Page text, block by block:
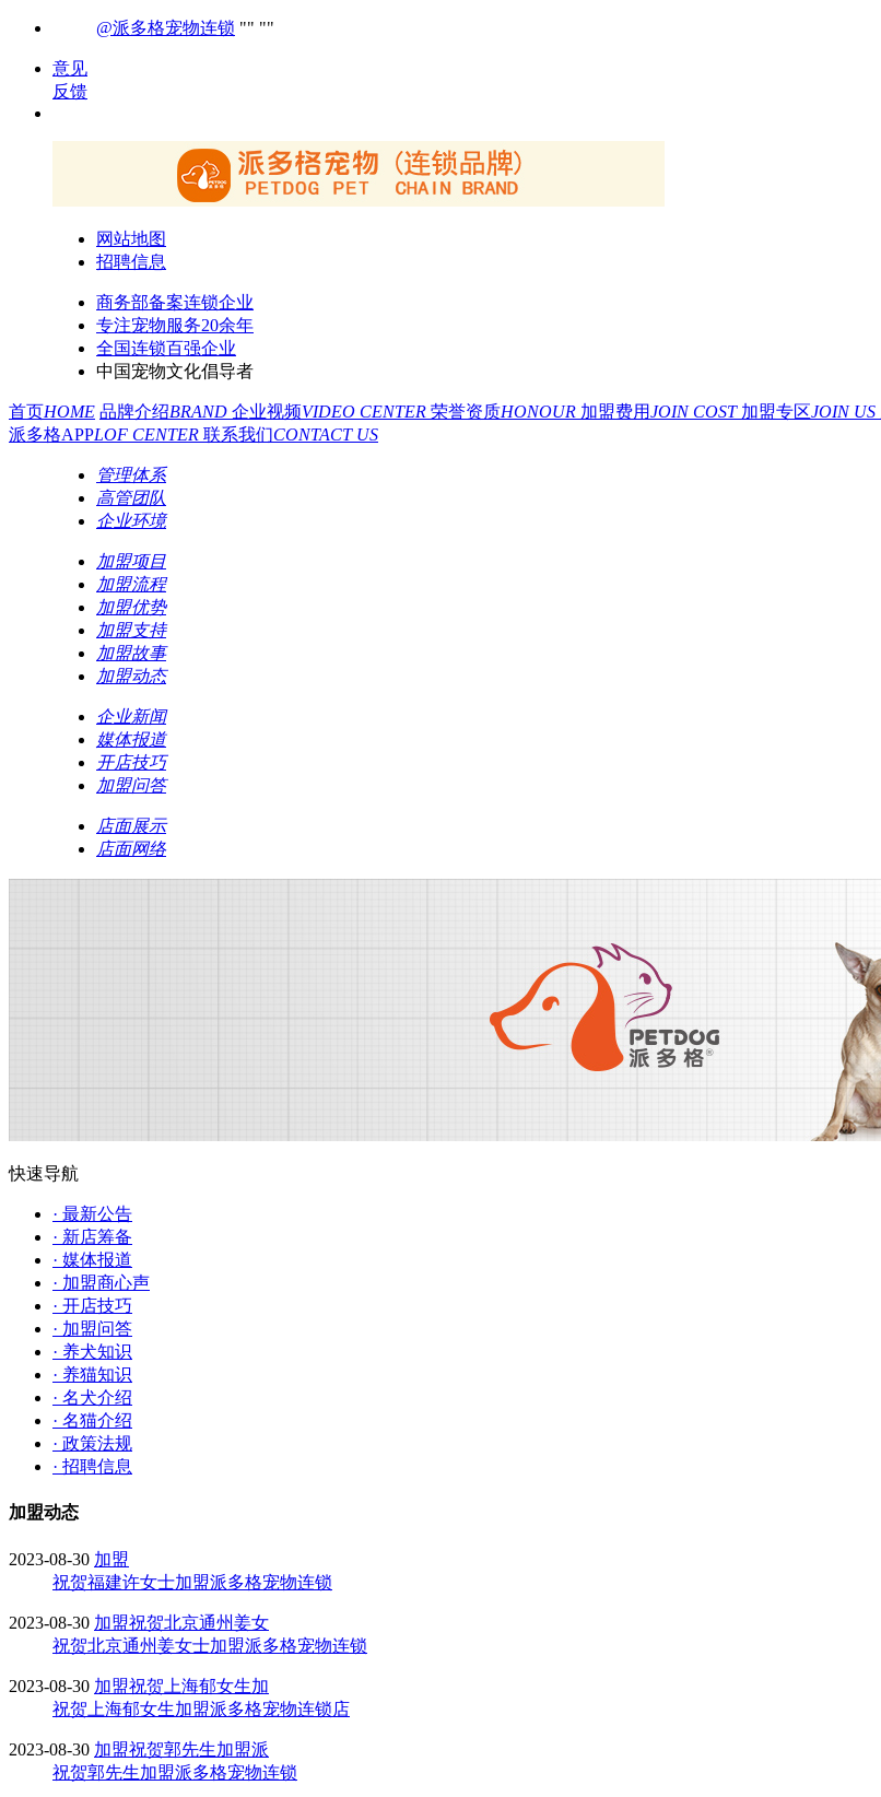
@派多格宠物连锁
意见
反馈
网站地图
招聘信息
商务部备案连锁企业
专注宠物服务20余年
全国连锁百强企业
中国宠物文化倡导者
首页HOME 品牌介绍BRAND 企业视频VIDEO CENTER 荣誉资质HONOUR 加盟费用JOIN COST 加盟专区JOIN US
派多格APPLOF CENTER 联系我们CONTACT US
管理体系
高管团队
企业环境
加盟项目
加盟流程
加盟优势
加盟支持
加盟故事
加盟动态
企业新闻
媒体报道
开店技巧
加盟问答
店面展示
店面网络
快速导航
· 最新公告
· 新店筹备
· 媒体报道
· 加盟商心声
· 开店技巧
· 加盟问答
· 养犬知识
· 养猫知识
· 名犬介绍
· 名猫介绍
· 政策法规
· 招聘信息
加盟动态
2023-08-30 加盟
祝贺福建许女士加盟派多格宠物连锁
2023-08-30 加盟祝贺北京通州姜女
祝贺北京通州姜女士加盟派多格宠物连锁
2023-08-30 加盟祝贺上海郁女生加
祝贺上海郁女生加盟派多格宠物连锁店
2023-08-30 加盟祝贺郭先生加盟派
祝贺郭先生加盟派多格宠物连锁